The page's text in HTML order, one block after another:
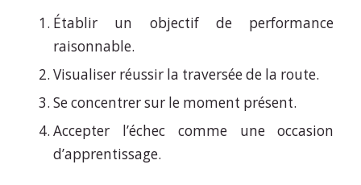
Établir un objectif de performance
raisonnable.
Visualiser réussir la traversée de la route.
Se concentrer sur le moment présent.
Accepter l’échec comme une occasion
d’apprentissage.